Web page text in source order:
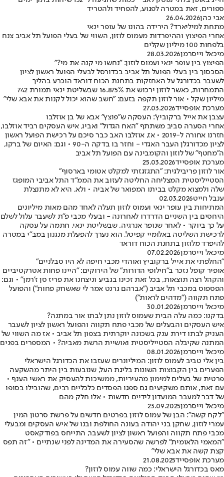
ספורים, זאת במטרה לפגוע, להפחיד ולהטריד
אבי כהן26.04.2026
מתחת למיליארד? הירידה בהונו של עופר ינאי
אחרי הפיצוץ וההיפרדות מעמוס לוזון, השווי של בעלי הפועל תל אביב צנח
בלפחות 100 מיליון שקלים
מיכאל וייסרמן28.03.2026
הפיצוץ בין עופר ינאי ועמוס לוזון: "נחשו מי קנה את מי?"
הסכסוך בין בעלי הפועל תל אביב בכדורסל לבעלי הפועל ראשון לציון
לשעבר בכדורגל על האחזקות בתחנת הכוח דוראד הוכרע בהליך
התמחרות, כאשר לוזון ירכוש את 16.875% שבשליטת ינאי תמורת 742
מיליון שקל • אור לוזון תקפה בזעם: "חשב שהוא יכול לקנות את אבא שלי"
מערכת אופסייד27.03.2026
עצבן את אייל ברקוביץ': העסקה ש"פוצץ" אבא של בן אוזלבו
אחרי הסערה סביב משתתף "האח הגדול" ואביו, איש העסקים רביד אוזלבו,
חזרנו אחורה ל-2019 • אז, אוזלבו האב כבר סיכם על רכישת הפועל ראשון
לציון מכדורגלן העבר האגדי - וחזר בו בדקה ה-90 • וגם: האיום של ברקו,
ה"מחטף" של לוזון והקומבינה עם הפועל תל אביב
מערכת אופסייד25.03.2026
אור לוזון פריבילגית: "התגזגזתי למקלט אטומי בארסוף"
הסטייליסטית המצליחה החליטה לעזוב את הממ"ד התל אביבי המופגז
שלה ולמצוא מקלט בביתו המפואר של אביה • ולא, היא לא מתנצלת
ענבל חייט02.03.2026
המתיחות בין עופר ינאי ועמוס לוזון תעלה לאחד מהם מאות מיליונים
היחסים בין השניים הדרדרו לאחרונה - ובעלי מכבי פ"ת לשעבר עלול לשלם
על כך ביוקר • לאחר שנופר אנרגיה, שבשליטת ינאי, חתמה על עסקה
לרכישת השליטה באלומיי קפיטל, הוא נערך להפעלת מנגנון במב"י במטרה
להיפרד מלוזון בתחנת הכוח דוראד
מיכאל וייסרמן07.02.2026
"החלפתי את אייל ברקוביץ ואוהדי מכבי חיפה לא היו סבלניים"
אופיר קופל נזכר ב"חילופי הדורות" של הירוקים: "היינו פחות אטרקטיביים
והקהל רצה תוצאות, בכל זאת זכינו בגביע וניצחנו את פריז סן ז'רמן" • וגם:
הפספוס במכבי תל אביב ("אברהם גרנט אמר לי שאשחק פחות") והפועל
פתח תקווה ("מדהים לראות")
מיכאל וייסרמן30.01.2026
בדקנו: כמה עלה הבית שעמוס לוזון נתן לבתו אור במתנה?
איש העסקים והבעלים של מכבי פתח תקווה והפועל ראשון לציון לשעבר
העניק לבתו דירת ענק בשכונה יוקרתית בצפון תל אביב • אז מה השווי של
המתנה שקיבלה הסטייליסטית ואושיית הרשת מאביה? • המספרים בפנים
מיכאל וייסרמן08.01.2026
בין אלי טביב לעמוס לוזון: המיליונרים שעזבו את הכדורגל הישראלי
הפערים בין הקבוצות השונות בליגת העל, שנובעות בין היתר מהשקעה
פרטית של בעלים למימון מהעיריות, ממשיכות להעסיק את ראשי הענף •
עם זאת, אותם משקיעים גם ספגו הפסדים כלכליים רבים, שהובילו בסופו
של דבר למעבר המועדון לידיים חדשות • אלו חלק מהם
מיכאל וייסרמן23.09.2025
"לקח קשה": הבן של עמוס לוזון בפרטים חדשים על פרשת סרטון המין
עמרי לוזון, שחקן בני יהודה בעונה החולפת ובנו של איש העסקים ומבעלי
מכבי פתח תקווה והפועל ראשון לציון לשעבר, התייחס בפודקאסט
"המאמי הלאומית" לפרשה שהסעירה את המדינה לפני שנתיים • "זה תפס
קצת קשה את אבא שלי"
מערכת אופסייד21.08.2025
מאס בכדורגל הישראלי: כמה שווה עמוס לוזון?